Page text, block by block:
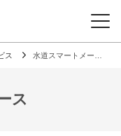
ス
ス